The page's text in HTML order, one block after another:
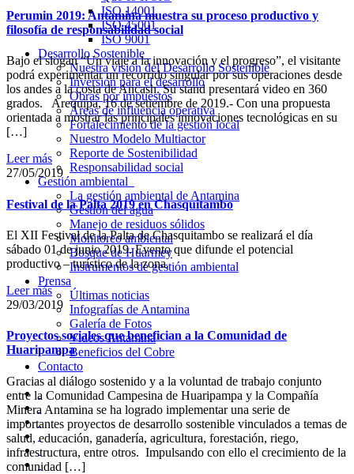
ISO 14001
ISO 45001
ISO 9001
Desarrollo Sostenible
Nuestra visión del Desarrollo Sostenible
Inversión para el desarrollo
Obras por impuestos
Áreas de influencia operativa
Fortalecimiento de la gestión local
Nuestro Modelo Multiactor
Reporte de Sostenibilidad
Responsabilidad social
Gestión ambiental
La gestión ambiental de Antamina
Gestión del agua
Manejo de residuos sólidos
Monitoreo ambiental
Bosque de Huarmey
Instrumentos de gestión ambiental
Prensa
Últimas noticias
Infografías de Antamina
Galería de Fotos
Videos Antamina
Beneficios del Cobre
Contacto
Perumin 2019: Antamina muestra su proceso productivo y
filosofía de responsabilidad social
Bajo el slogan “Un viaje a la innovación y el progreso”, el visitante
podrá experimentar un recorrido singular por sus operaciones desde
los andes a la costa de Ancash. Su stand presentará video en 360
grados. Arequipa, 16 de setiembre de 2019.- Con una propuesta
orientada a mostrar las principales innovaciones tecnológicas en su
[…]
Leer más
27/05/2019
Festival de la Palta 2019 en Chasquitambo
El XII Festival de la Palta de Chasquitambo se realizará el día
sábado 01 de junio 2019. Evento que difunde el potencial
productivo – turístico de la zona.
Leer más
29/03/2019
Proyectos sociales que benefician a la Comunidad de
Huaripampa
Gracias al diálogo sostenido y a la voluntad de trabajo conjunto
entre la Comunidad Campesina de Huaripampa y la Compañía
Minera Antamina se ha logrado implementar una serie de
importantes proyectos de desarrollo sostenible vinculados a temas de
salud, educación, ganadería, agricultura, forestación, riego,
infraestructura, entre otros. Impulsando con ello el crecimiento de la
comunidad […]